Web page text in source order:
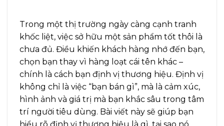
Trong một thị trường ngày càng cạnh tranh
khốc liệt, việc sở hữu một sản phẩm tốt thôi là
chưa đủ. Điều khiến khách hàng nhớ đến bạn,
chọn bạn thay vì hàng loạt cái tên khác –
chính là cách bạn định vị thương hiệu. Định vị
không chỉ là việc “bạn bán gì”, mà là cảm xúc,
hình ảnh và giá trị mà bạn khắc sâu trong tâm
trí người tiêu dùng. Bài viết này sẽ giúp bạn
hiểu rõ định vị thương hiệu là gì, tại sao nó